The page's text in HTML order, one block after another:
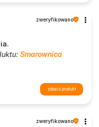
zweryfikowano
Smarownica
zobacz produkt
zweryfikowano